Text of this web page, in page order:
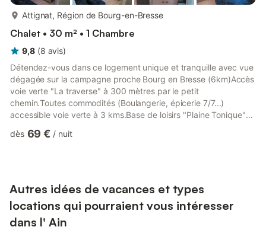
Attignat, Région de Bourg-en-Bresse
Chalet • 30 m² • 1 Chambre
9,8 (8 avis)
Détendez-vous dans ce logement unique et tranquille avec vue
dégagée sur la campagne proche Bourg en Bresse (6km)Accès
voie verte "La traverse" à 300 mètres par le petit
chemin.Toutes commodités (Boulangerie, épicerie 7/7...)
accessible voie verte à 3 kms.Base de loisirs "Plaine Tonique"
Bouvent 13kms.Bourg en Bresse à 6 Kms en voiture (Église de
proche...
dès 69 € / nuit
Autres idées de vacances et types
locations qui pourraient vous intéresser
dans l' Ain